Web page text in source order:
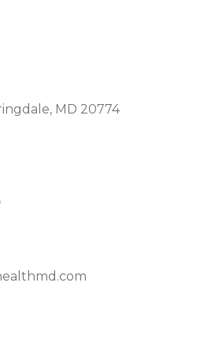
MD 20774